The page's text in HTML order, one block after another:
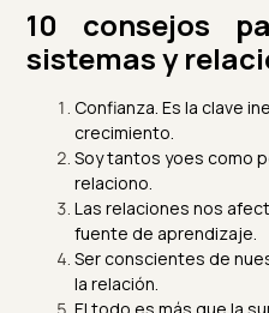
10 consejos
sistemas y
Confianza. Es la clave
crecimiento.
Soy tantos yoes como
relaciono.
Las relaciones nos
fuente de aprendizaje.
Ser conscientes de
la relación.